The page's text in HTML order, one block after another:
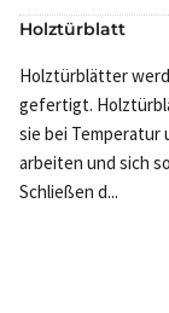
Holztürblatt
Holztürblätter
gefertigt.
sie bei
arbeiten und sich
Schließen d...